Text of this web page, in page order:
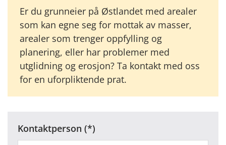
Er du grunneier på Østlandet med arealer
som kan egne seg for mottak av masser,
arealer som trenger oppfylling og
planering, eller har problemer med
utglidning og erosjon? Ta kontakt med oss
for en uforpliktende prat.
Kontaktperson